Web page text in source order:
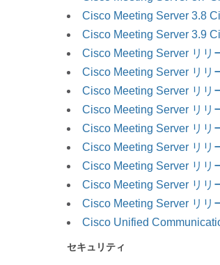
Cisco Meeting Server 3.8
Cisco Meeting Server 3.9
Cisco Meeting Server リリ
Cisco Meeting Server リリ
Cisco Meeting Server リリ
Cisco Meeting Server リリ
Cisco Meeting Server リリ
Cisco Meeting Server リリ
Cisco Meeting Server リリ
Cisco Meeting Server リリ
Cisco Meeting Server リリ
Cisco Unified
セキュリティ